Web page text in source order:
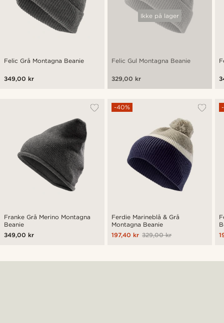
Felic Grå Montagna Beanie
349,00 kr
Ikke på lager
Felic Gul Montagna Beanie
329,00 kr
Franke Grå Merino Montagna
Beanie
349,00 kr
Ferdie Marineblå & Grå
Montagna Beanie
-40%
329,00 kr
197,40 kr